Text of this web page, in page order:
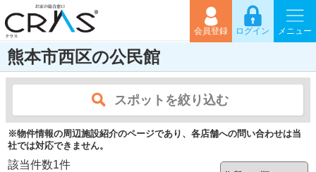
会員登録 ログイン メニュー
熊本市西区の公民館
スポットを絞り込む
※物件情報の周辺施設紹介のページであり、各店舗への問い合わせは当
社では対応できません。
該当件数1件